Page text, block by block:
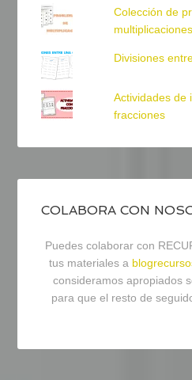
Colección de
multiplicaciones
Divisiones
Actividades de
fracciones
COLABORA CON
Puedes colaborar con
tus materiales a
consideramos apropiados
para que el resto de